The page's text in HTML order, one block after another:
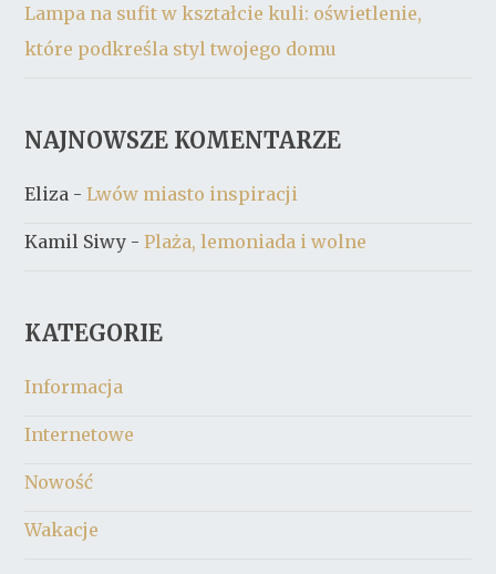
Lampa na sufit w kształcie kuli: oświetlenie,
które podkreśla styl twojego domu
NAJNOWSZE KOMENTARZE
Eliza -Lwów miasto inspiracji
Kamil Siwy -Plaża, lemoniada i wolne
KATEGORIE
Informacja
Internetowe
Nowość
Wakacje